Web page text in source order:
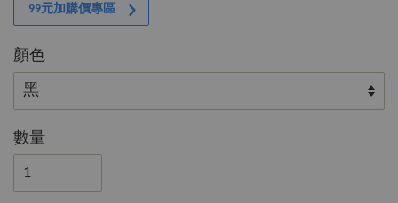
99元加購價專區
顏色
數量